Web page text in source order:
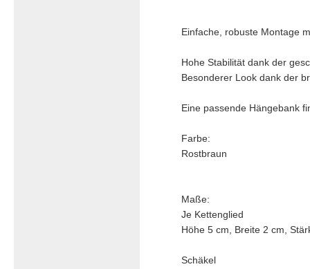
Einfache, robuste Montage
Hohe Stabilität dank der
Besonderer Look dank der
Eine passende Hängebank
Farbe:
Rostbraun
Maße:
Je Kettenglied
Höhe 5 cm, Breite 2 cm,
Schäkel